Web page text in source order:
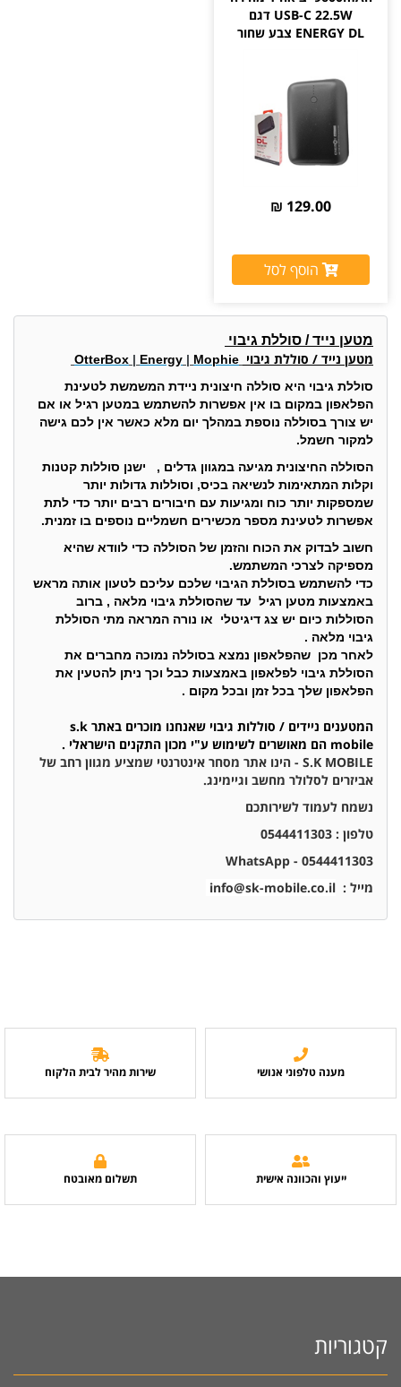
USB-C 22.5W דגם
ENERGY DL צבע שחור
129.00 ₪
הוסף לסל
מטען נייד / סוללת גיבוי
מטען נייד / סוללת גיבוי OtterBox | Energy | Mophie
סוללת גיבוי היא סוללה חיצונית ניידת המשמשת לטעינת
הפלאפון במקום בו אין אפשרות להשתמש במטען רגיל או אם
יש צורך בסוללה נוספת במהלך יום מלא כאשר אין לכם גישה
למקור חשמל.
הסוללה החיצונית מגיעה במגוון גדלים , ישנן סוללות קטנות
וקלות המתאימות לנשיאה בכיס, וסוללות גדולות יותר
שמספקות יותר כוח ומגיעות עם חיבורים רבים יותר כדי לתת
אפשרות לטעינת מספר מכשירים חשמליים נוספים בו זמנית.
חשוב לבדוק את הכוח והזמן של הסוללה כדי לוודא שהיא
מספיקה לצרכי המשתמש.
כדי להשתמש בסוללת הגיבוי שלכם עליכם לטעון אותה מראש
באמצעות מטען רגיל עד שהסוללת גיבוי מלאה , ברוב
הסוללות כיום יש צג דיגיטלי או נורה המראה מתי הסוללת
גיבוי מלאה .
לאחר מכן שהפלאפון נמצא בסוללה נמוכה מחברים את
הסוללת גיבוי לפלאפון באמצעות כבל וכך ניתן להטעין את
הפלאפון שלך בכל זמן ובכל מקום .
המטענים ניידים / סוללות גיבוי שאנחנו מוכרים באתר s.k
mobile הם מאושרים לשימוש ע"י מכון התקנים הישראלי .
S.K MOBILE - הינו אתר מסחר אינטרנטי שמציע מגוון רחב של
אביזרים לסלולר מחשב וגיימינג.
נשמח לעמוד לשירותכם
טלפון : 0544411303
0544411303 - WhatsApp
מייל : info@sk-mobile.co.il
מענה טלפוני אנושי שירות מהיר לבית הלקוח
ייעוץ והכוונה אישית תשלום מאובטח
קטגוריות